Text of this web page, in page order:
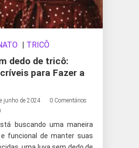
| TRICÔ
dedo de tricô:
para Fazer a
junho de 2024
0 Comentários
buscando uma maneira
funcional de manter suas